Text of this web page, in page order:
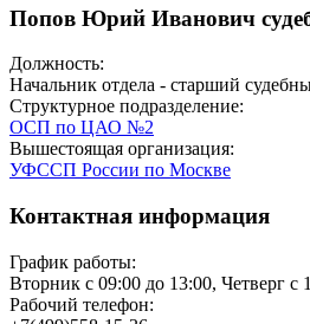
Попов Юрий Иванович
Должность:
Начальник отдела - старший
Структурное подразделение:
ОСП по ЦАО №2
Вышестоящая организация:
УФССП России по Москве
Контактная информация
График работы:
Вторник с 09:00 до 13:00, Четверг с
Рабочий телефон: